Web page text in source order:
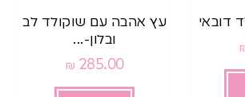
דובאי
עץ אהבה עם שוקולד לב
ובלון-...
285.00
₪